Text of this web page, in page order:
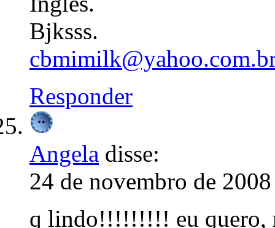
Bjksss.
Responder
Angela disse:
24 de novembro de
q lindo!!!!!!!!! eu quero,